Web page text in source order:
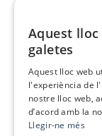
Aquest
galetes
Aquest lloc web
l'experiència de
nostre lloc web,
d’acord amb la
Llegir-ne més